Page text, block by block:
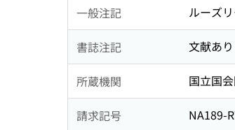
一般注記 ルーズ
書誌注記 文献あり
所蔵機関 国立国
請求記号
NA189-